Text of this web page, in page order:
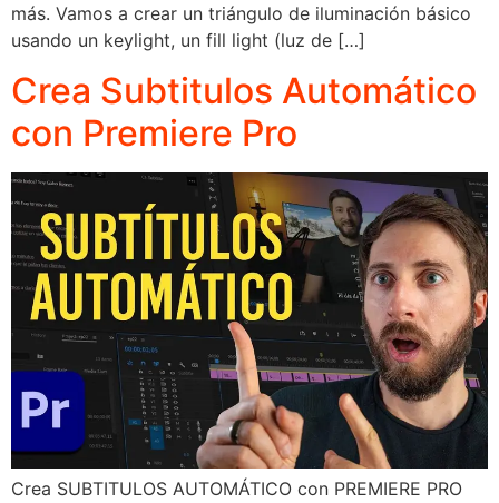
más. Vamos a crear un triángulo de iluminación básico
usando un keylight, un fill light (luz de […]
Crea Subtitulos Automático
con Premiere Pro
Crea SUBTITULOS AUTOMÁTICO con PREMIERE PRO